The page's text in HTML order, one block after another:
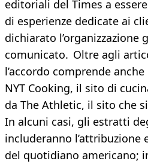
editoriali del Times a
di esperienze dedicate ai
dichiarato l’organizzazione
comunicato. Oltre agli
l’accordo comprende
NYT Cooking, il sito di
da The Athletic, il sito che
In alcuni casi, gli estratti
includeranno l’attribuzione
del quotidiano americano;